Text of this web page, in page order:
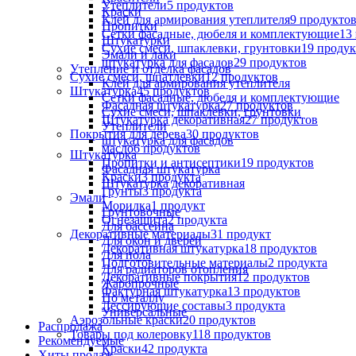
Краски
Пропитки
Штукатурки
Эмали и лаки
Утепление и отделка фасадов
Клей для армирования утеплителя
Сетки фасадные, дюбеля и комплектующие
Сухие смеси, шпаклевки, грунтовки
Утеплители
штукатурка для фасадов
Штукатурка
Фасадная штукатурка
Штукатурка декоративная
Эмали
Грунтовочные
Для бассейна
Для окон и дверей
Для пола
Для радиаторов отопления
Жаропрочные
По металлу
Универсальные
Распродажа
Рекомендуемые
Утеплители5 продуктов
Клей для армирования утеплителя9 продуктов
Сетки фасадные, дюбеля и комплектующие13
Сухие смеси, шпаклевки, грунтовки19
штукатурка для фасадов29 продуктов
Сухие смеси, шпатлевки12 продуктов
Штукатурка45 продуктов
Фасадная штукатурка27 продуктов
Штукатурка декоративная27 продуктов
Покрытия для дерева30 продуктов
масло6 продуктов
Пропитки и антисептики19 продуктов
Краски3 продукта
Грунты3 продукта
Морилка1 продукт
Огнезащита2 продукта
Декоративные материалы31 продукт
Декоративная штукатурка18 продуктов
Подготовительные материалы2 продукта
Декоративные покрытия12 продуктов
Фактурная штукатурка13 продуктов
Лессирующие составы3 продукта
Аэрозольные краски20 продуктов
Товары под колеровку118 продуктов
Краски42 продукта